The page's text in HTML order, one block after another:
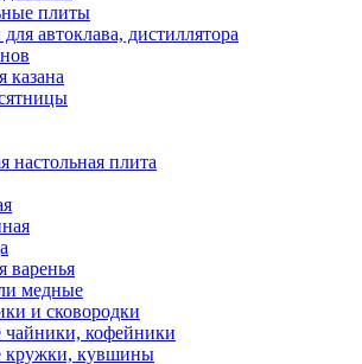
плиты
автоклава, дистиллятора
казана
настольная плита
варенья
медные
и сковородки
кофейники
кувшины